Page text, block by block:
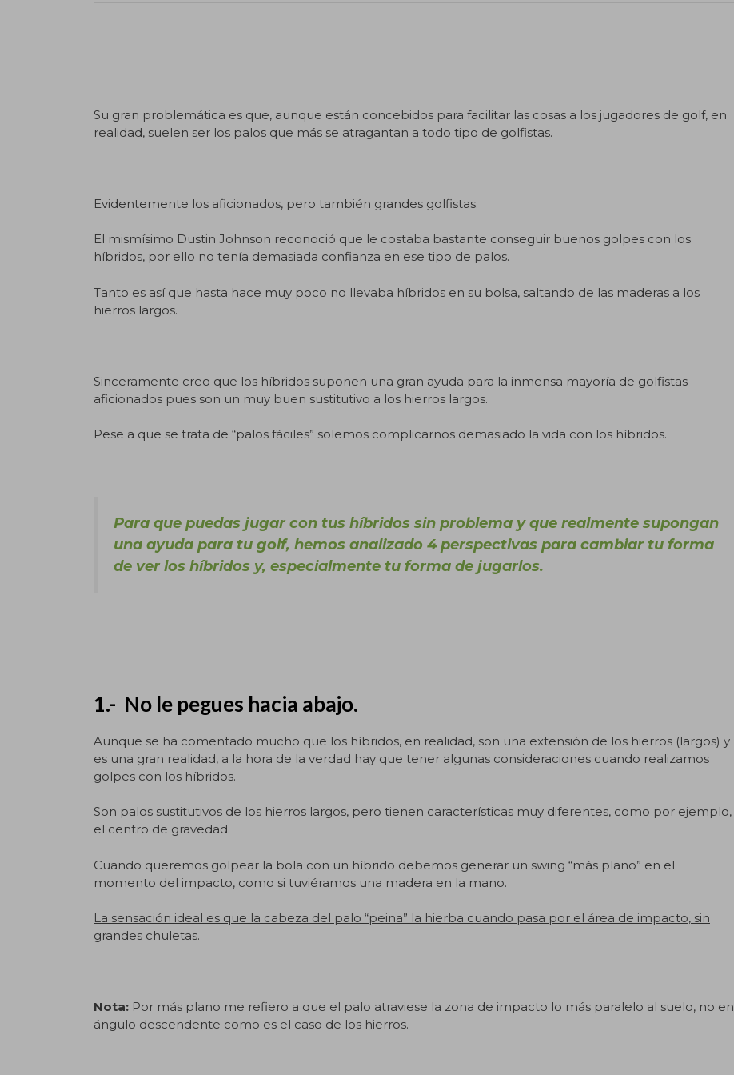
Su gran problemática es que, aunque están concebidos para facilitar las cosas a los jugadores de golf, en
realidad, suelen ser los palos que más se atragantan a todo tipo de golfistas.
Evidentemente los aficionados, pero también grandes golfistas.
El mismísimo Dustin Johnson reconoció que le costaba bastante conseguir buenos golpes con los
híbridos, por ello no tenía demasiada confianza en ese tipo de palos.
Tanto es así que hasta hace muy poco no llevaba híbridos en su bolsa, saltando de las maderas a los
hierros largos.
Sinceramente creo que los híbridos suponen una gran ayuda para la inmensa mayoría de golfistas
aficionados pues son un muy buen sustitutivo a los hierros largos.
Pese a que se trata de “palos fáciles” solemos complicarnos demasiado la vida con los híbridos.
Para que puedas jugar con tus híbridos sin problema y que realmente supongan
una ayuda para tu golf, hemos analizado 4 perspectivas para cambiar tu forma
de ver los híbridos y, especialmente tu forma de jugarlos.
1.- No le pegues hacia abajo.
Aunque se ha comentado mucho que los híbridos, en realidad, son una extensión de los hierros (largos) y
es una gran realidad, a la hora de la verdad hay que tener algunas consideraciones cuando realizamos
golpes con los híbridos.
Son palos sustitutivos de los hierros largos, pero tienen características muy diferentes, como por ejemplo,
el centro de gravedad.
Cuando queremos golpear la bola con un híbrido debemos generar un swing “más plano” en el
momento del impacto, como si tuviéramos una madera en la mano.
La sensación ideal es que la cabeza del palo “peina” la hierba cuando pasa por el área de impacto, sin
grandes chuletas.
Nota: Por más plano me refiero a que el palo atraviese la zona de impacto lo más paralelo al suelo, no en
ángulo descendente como es el caso de los hierros.